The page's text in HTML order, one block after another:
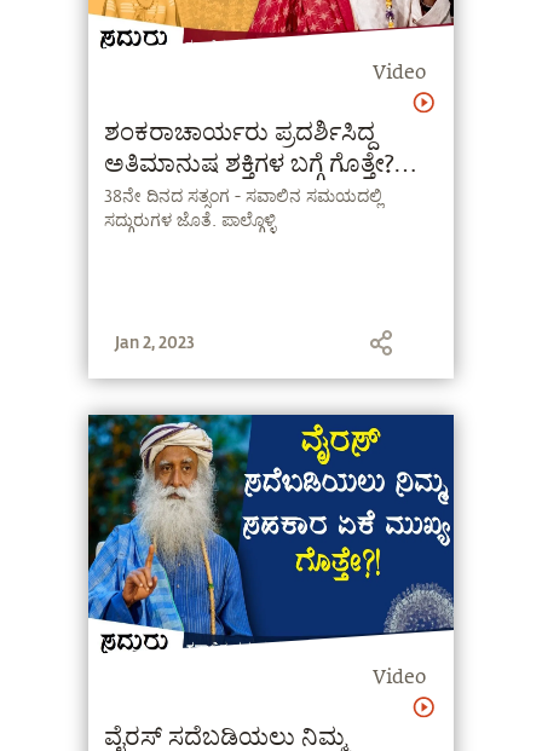
Video
ಶಂಕರಾಚಾರ್ಯರು ಪ್ರದರ್ಶಿಸಿದ್ದ
ಅತಿಮಾನುಷ ಶಕ್ತಿಗಳ ಬಗ್ಗೆ ಗೊತ್ತೇ?
Sadhguru Kannada
38ನೇ ದಿನದ ಸತ್ಸಂಗ - ಸವಾಲಿನ ಸಮಯದಲ್ಲಿ
ಸದ್ಗುರುಗಳ ಜೊತೆ. ಪಾಲ್ಗೊಳ್ಳಿ
Jan 2, 2023
Video
ವೈರಸ್ ಸದೆಬಡಿಯಲು ನಿಮ್ಮ